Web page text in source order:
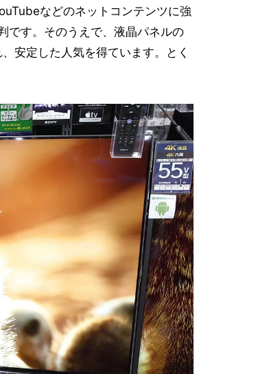
などのネットコンテンツに強
です。そのうえで、液晶パネルの
安定した人気を得ています。とく